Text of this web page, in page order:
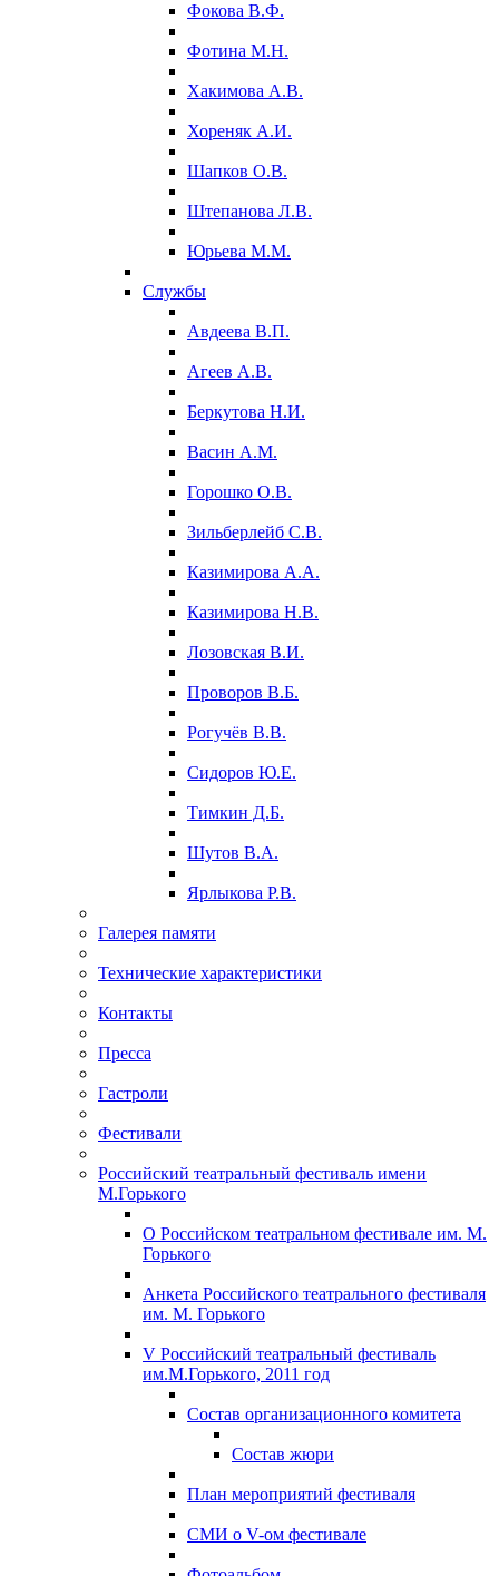
Фокова В.Ф.
Фотина М.Н.
Хакимова А.В.
Хореняк А.И.
Шапков О.В.
Штепанова Л.В.
Юрьева М.М.
Службы
Авдеева В.П.
Агеев А.В.
Беркутова Н.И.
Васин А.М.
Горошко О.В.
Зильберлейб С.В.
Казимирова А.А.
Казимирова Н.В.
Лозовская В.И.
Проворов В.Б.
Рогучёв В.В.
Сидоров Ю.Е.
Тимкин Д.Б.
Шутов В.А.
Ярлыкова Р.В.
Галерея памяти
Технические характеристики
Контакты
Пресса
Гастроли
Фестивали
Российский театральный фестиваль имени
М.Горького
О Российском театральном фестивале им. М.
Горького
Анкета Российского театрального фестиваля
им. М. Горького
V Российский театральный фестиваль
им.М.Горького, 2011 год
Состав организационного комитета
Состав жюри
План мероприятий фестиваля
СМИ о V-ом фестивале